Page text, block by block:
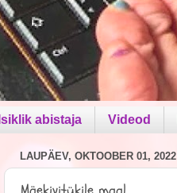
Isiklik abistaja Videod
LAUPÄEV, OKTOOBER 01, 2022